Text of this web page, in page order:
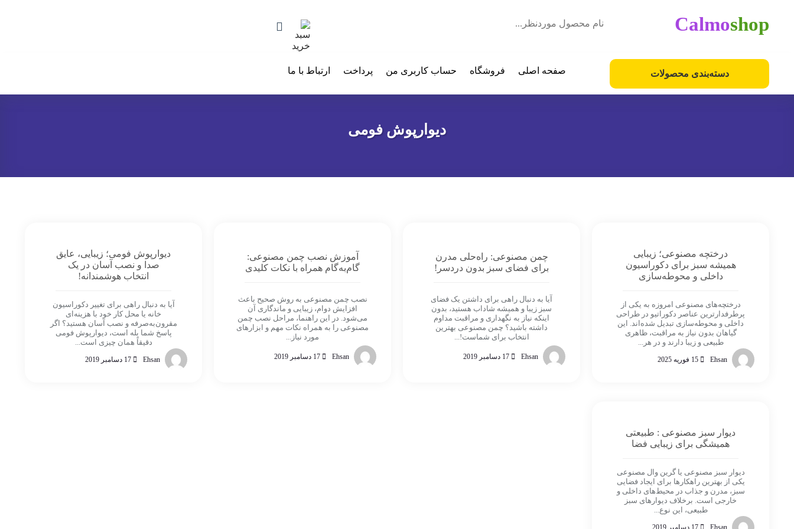
Calmoshop
دسته‌بندی محصولات صفحه اصلی فروشگاه حساب کاربری من پرداخت ارتباط با ما
دیوارپوش فومی
درختچه مصنوعی؛ زیبایی
همیشه سبز برای دکوراسیون
داخلی و محوطه‌سازی
درختچه‌های مصنوعی امروزه به یکی از
پرطرفدارترین عناصر دکوراتیو در طراحی
داخلی و محوطه‌سازی تبدیل شده‌اند. این
گیاهان بدون نیاز به مراقبت، ظاهری
طبیعی و زیبا دارند و در هر...
Ehsan
چمن مصنوعی: راه‌حلی مدرن
برای فضای سبز بدون دردسر!
آیا به دنبال راهی برای داشتن یک فضای
سبز زیبا و همیشه شاداب هستید، بدون
اینکه نیاز به نگهداری و مراقبت مداوم
داشته باشید؟ چمن مصنوعی بهترین
انتخاب برای شماست!...
Ehsan
آموزش نصب چمن مصنوعی:
گام‌به‌گام همراه با نکات کلیدی
نصب چمن مصنوعی به روش صحیح باعث
افزایش دوام، زیبایی و ماندگاری آن
می‌شود. در این راهنما، مراحل نصب چمن
مصنوعی را به همراه نکات مهم و ابزارهای
مورد نیاز...
Ehsan
دیوارپوش فومی؛ زیبایی، عایق
صدا و نصب آسان در یک
انتخاب هوشمندانه!
آیا به دنبال راهی برای تغییر دکوراسیون
خانه یا محل کار خود با هزینه‌ای
مقرون‌به‌صرفه و نصب آسان هستید؟ اگر
پاسخ شما بله است، دیوارپوش فومی
دقیقاً همان چیزی است...
Ehsan
دیوار سبز مصنوعی : طبیعتی
همیشگی برای زیبایی فضا
دیوار سبز مصنوعی یا گرین وال مصنوعی
یکی از بهترین راهکارها برای ایجاد فضایی
سبز، مدرن و جذاب در محیط‌های داخلی و
خارجی است. برخلاف دیوارهای سبز
طبیعی، این نوع...
Ehsan